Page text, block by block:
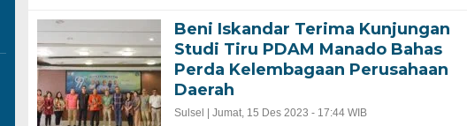
Beni Iskandar Terima Kunjungan
Studi Tiru PDAM Manado Bahas
Perda Kelembagaan Perusahaan
Daerah
Sulsel | Jumat, 15 Des 2023 - 17:44 WIB